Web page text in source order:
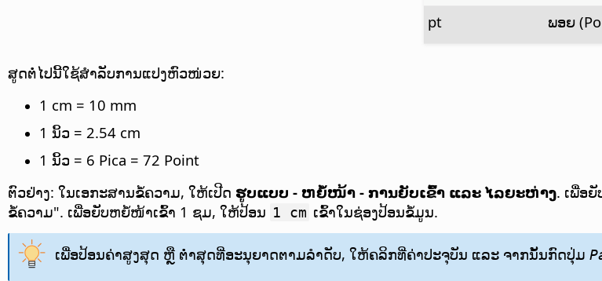
pt
ພອຍ
ສູດຕໍ່ໄປນີ້ໃຊ້ສຳລັບການແປງຫົວໜ່ວຍ:
1 cm = 10 mm
1 ນິ້ວ = 2.54 cm
1 ນິ້ວ = 6 Pica = 72 Point
ຕົວຢ່າງ: ໃນເອກະສານຂໍ້ຄວາມ, ໃຫ້ເປີດ ຮູບແບບ - ຫຍໍ້ໜ້າ - ການຍັບເຂົ້າ ແລະ ໄລຍະຫ່າງ. ເພື່ອ
ຂໍ້ຄວາມ". ເພື່ອຍັບຫຍໍ້ໜ້າເຂົ້າ 1 ຊມ, ໃຫ້ປ້ອນ 1 cm ເຂົ້າໃນຊ່ອງປ້ອນຂໍ້ມູນ.
ເພື່ອປ້ອນຄ່າສູງສຸດ ຫຼື ຕ່ຳສຸດທີ່ອະນຸຍາດຕາມລຳດັບ, ໃຫ້ຄລິກທີ່ຄ່າປະຈຸບັນ ແລະ ຈາກນັ້ນກົດປຸ່ມ